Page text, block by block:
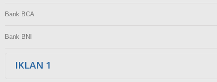
Bank BCA
Bank BNI
IKLAN 1